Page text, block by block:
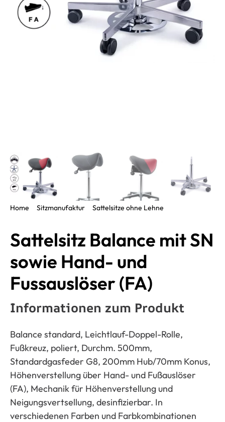
Home Sitzmanufaktur
Sattelsitze ohne Lehne
Sattelsitz Balance mit SN
sowie Hand- und
Fussauslöser (FA)
Informationen zum Produkt
Balance standard, Leichtlauf-Doppel-Rolle,
Fußkreuz, poliert, Durchm. 500mm,
Standardgasfeder G8, 200mm Hub/70mm Konus,
Höhenverstellung über Hand- und Fußauslöser
(FA), Mechanik für Höhenverstellung und
Neigungsvertsellung, desinfizierbar. In
verschiedenen Farben und Farbkombinationen